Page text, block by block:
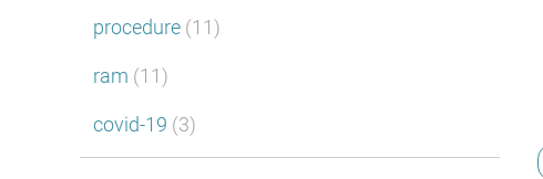
procedure (11)
ram (11)
covid-19 (3)